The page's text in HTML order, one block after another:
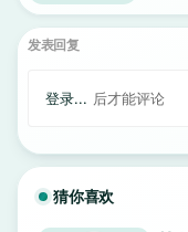
发表回复
登录... 后才能评论
猜你喜欢